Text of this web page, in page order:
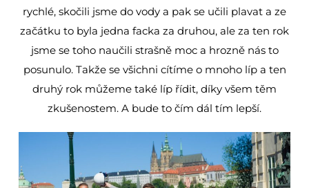
rychlé, skočili jsme do vody a pak se učili plavat a ze
začátku to byla jedna facka za druhou, ale za ten rok
jsme se toho naučili strašně moc a hrozně nás to
posunulo. Takže se všichni cítíme o mnoho líp a ten
druhý rok můžeme také líp řídit, díky všem těm
zkušenostem. A bude to čím dál tím lepší.